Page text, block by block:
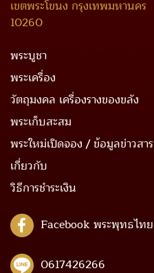
เขตพระโขนง กรุงเทพมหานคร
10260
พระบูชา
พระเครื่อง
วัตถุมงคล เครื่องรางของขลัง
พระเก็บสะสม
พระใหม่เปิดจอง / ข้อมูลข่าวสาร
เกี่ยวกับ
วิธีการชำระเงิน
Facebook พระพุทธไทย
0617426266